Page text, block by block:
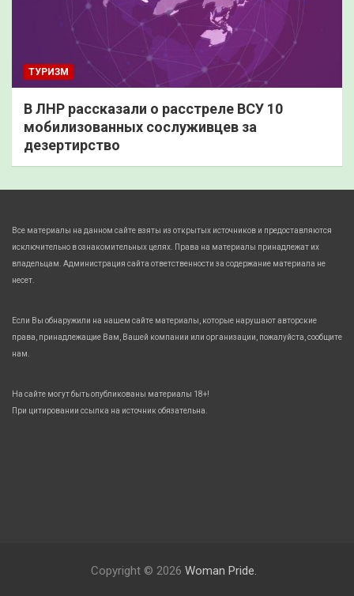
ТУРИЗМ
В ЛНР рассказали о расстреле ВСУ 10
мобилизованных сослуживцев за
дезертирство
Все материалы на данном сайте взяты из открытых источников и предоставляются
исключительно в ознакомительных целях. Права на материалы принадлежат их
владельцам. Администрация сайта ответственности за содержание материала не
несет.
Если Вы обнаружили на нашем сайте материалы, которые нарушают авторские
права, принадлежащие Вам, Вашей компании или организации, пожалуйста, сообщите
нам.
На сайте могут быть опубликованы материалы 18+!
При цитировании ссылка на источник обязательна.
Copyright © 2026 Woman Pride.